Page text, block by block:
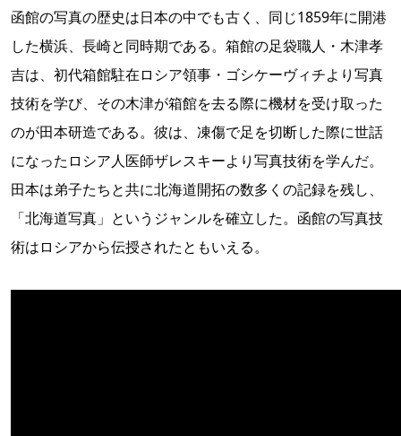
函館の写真の歴史は日本の中でも古く、同じ1859年に開港
した横浜、長崎と同時期である。箱館の足袋職人・木津孝
吉は、初代箱館駐在ロシア領事・ゴシケーヴィチより写真
技術を学び、その木津が箱館を去る際に機材を受け取った
のが田本研造である。彼は、凍傷で足を切断した際に世話
になったロシア人医師ザレスキーより写真技術を学んだ。
田本は弟子たちと共に北海道開拓の数多くの記録を残し、
「北海道写真」というジャンルを確立した。函館の写真技
術はロシアから伝授されたともいえる。